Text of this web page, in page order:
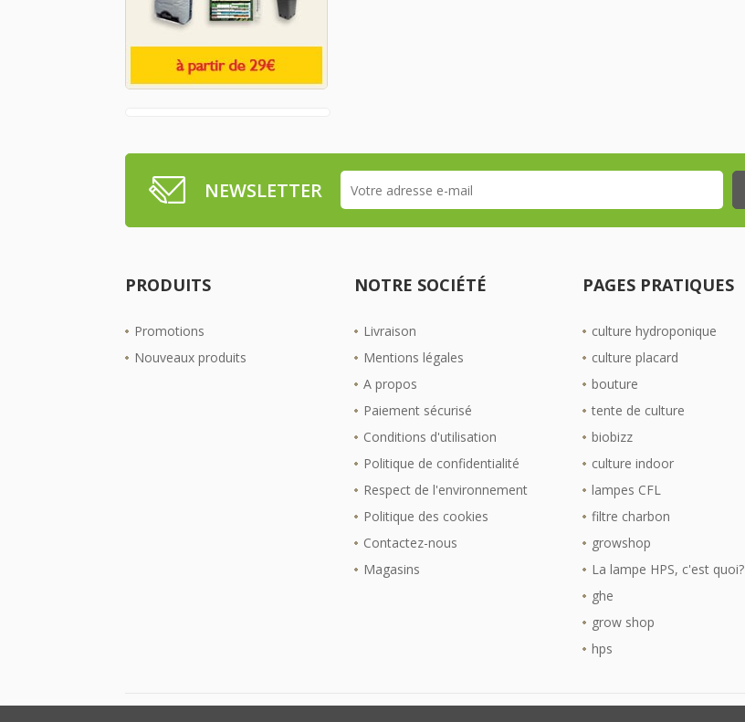
NEWSLETTER
PRODUITS
Promotions
Nouveaux produits
NOTRE SOCIÉTÉ
Livraison
Mentions légales
A propos
Paiement sécurisé
Conditions d'utilisation
Politique de confidentialité
Respect de l'environnement
Politique des cookies
Contactez-nous
Magasins
PAGES PRATIQUES
culture hydroponique
culture placard
bouture
tente de culture
biobizz
culture indoor
lampes CFL
filtre charbon
growshop
La lampe HPS, c'est quoi?
ghe
grow shop
hps